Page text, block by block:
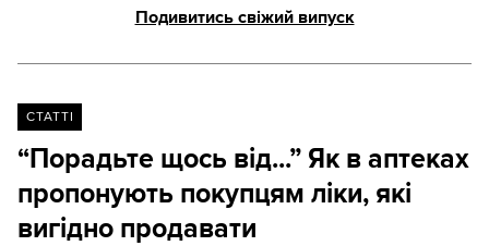
Подивитись свіжий випуск
СТАТТІ
“Порадьте щось від...” Як в аптеках
пропонують покупцям ліки, які
вигідно продавати